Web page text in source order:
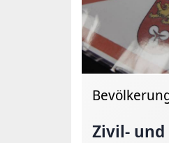
Zivil- und